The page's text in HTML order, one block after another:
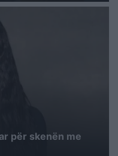
për skenën me